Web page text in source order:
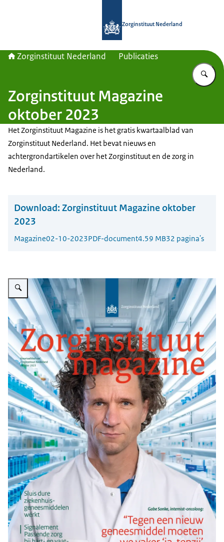
Zorginstituut Nederland
Zorginstituut Nederland Publicaties
Zorginstituut Magazine
oktober 2023
Het Zorginstituut Magazine is het gratis kwartaalblad van
Zorginstituut Nederland. Het bevat nieuws en
achtergrondartikelen over het Zorginstituut en de zorg in
Nederland.
Download: Zorginstituut Magazine oktober
2023
Magazine02-10-2023PDF-document4.59 MB32 pagina's
Vergroot afbeelding Zorginstituut Magazine cover oktober 2023